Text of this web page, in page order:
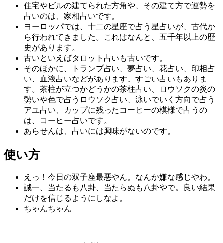
住宅やビルの建てられた方角や、その建て方で運勢を
占いのは、家相占いです。
ヨーロッパでは、十二の星座で占う星占いが、古代か
ら行われてきました。これはなんと、五千年以上の歴
史があります。
古いといえばタロット占いも古いです。
そのほかに、トランプ占い、夢占い、花占い、印相占
い、血液占いなどがあります。すごい占いもありま
す。茶柱が立つかどうかの茶柱占い、ロウソクの炎の
勢いや色で占うロウソク占い、泳いでいく方向で占う
アユ占い、カップに残ったコーヒーの模様で占うの
は、コーヒー占いです。
あらせんは、占いには興味がないのです。
使い方
えっ！今日の双子座最悪やん。なんか嫌な感じやわ。
誠一、当たるも八卦、当たらぬも八卦やで。良い結果
だけを信じるようにしなよ。
ちゃんちゃん